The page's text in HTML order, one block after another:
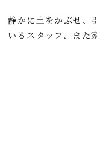
静かに土をかぶせ、
いるスタッフ、また